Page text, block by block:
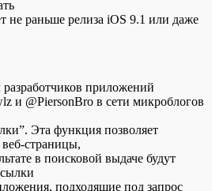
не раньше релиза iOS 9.1 или даже
приложений
и @PiersonBro в сети микроблогов
Эта функция позволяет
веб-страницы,
в поисковой выдаче будут
подходящие под запрос